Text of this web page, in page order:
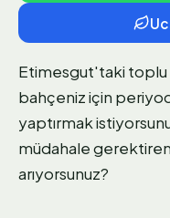
Etimesgut'taki toplu
bahçeniz için
yaptırmak
müdahale gerektiren
arıyorsunuz?